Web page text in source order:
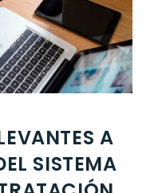
A
SISTEMA